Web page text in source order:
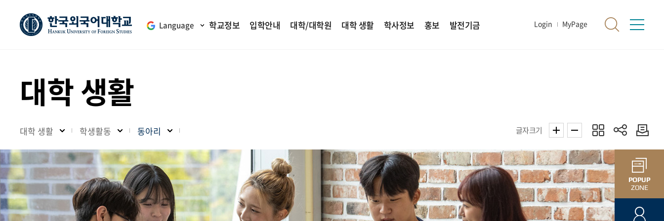
Language 학교정보 입학안내 대학/대학원 대학 생활 학사정보 홍보 발전기금 Login MyPage
POPUP
ZONE
대학 생활
대학 생활 학생활동 동아리 글자크기